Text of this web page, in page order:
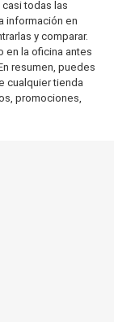
todas las
información en
y comparar.
en la oficina antes
resumen, puedes
cualquier tienda
promociones,